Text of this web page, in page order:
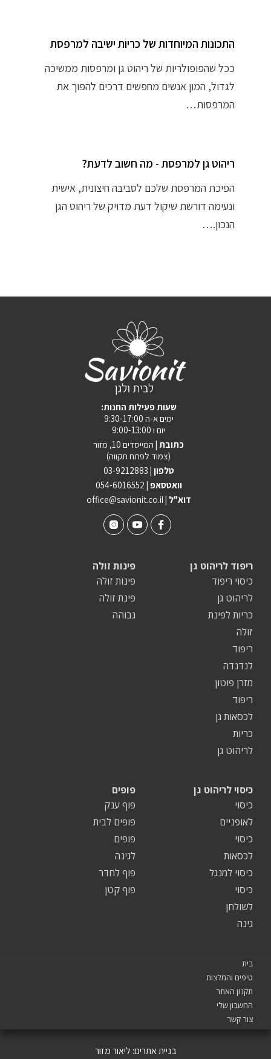
התכונות המיוחדות של כריות ישיבה למרפסת
ככל שהפופולריות של ריהוט גן ומרפסות ממשיכה
לגדול, המון אנשים מחפשים דרכים להפוך את
המרפסות…
ריהוט גן למרפסת - מה חשוב לדעת?
הפיכת המרפסת שלכם לסביבה חיצונית, אישית
ונעימה דורשת שיקול דעת מדויק של ריהוט הגן
הנכון.…
:שעות פעילות החנות
ימים א-ה 9:30-17:00
יום ו 9:00-13:00
כתובת | המייסדים 10, מזור
(צמוד לפתח תקווה)
טלפון | 03-9212883
וואטסאפ | 054-6016552
office@savionit.co.il | דוא"ל
פינות זולה
פינות זולה
פינת זולה
גבוהה
ריפוד לריהוט גן
כיסוי ריפוד
לריהוט גן
כריות לפינת
זולה
ריפוד
לנדנדה
מזרן פוטון
ריפוד
לכסאות גן
כריות
לריהוט גן
פופים
פוף ענק
פופים לבית
פופים
לגינה
פוף לחדר
פוף קטן
כיסוי לריהוט גן
כיסוי
לאופניים
כיסוי
לכסאות
כיסוי למנגל
כיסוי
לשולחן
גינה
בית
טיפים והמלצות
תקנון האתר
החשבון שלי
צור קשר
בניית אתרים: ליאור מזור